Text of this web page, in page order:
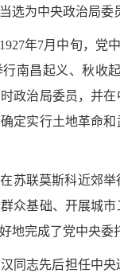
选为中央政治局委
年7月中旬，党
南昌起义、秋收
政治局委员，并
定实行土地革命
苏联莫斯科近郊
众基础、开展城
地完成了党中央委
同志先后担任中